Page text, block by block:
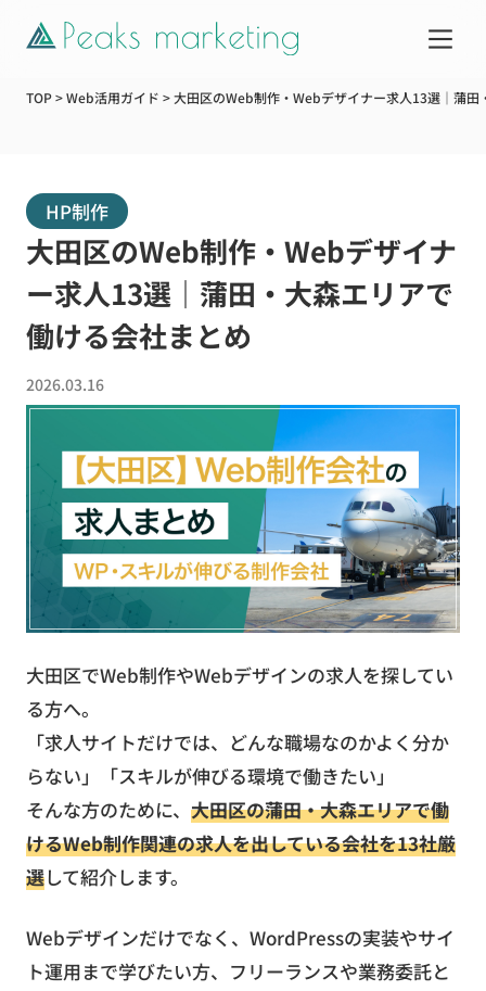
制作実績
企業情報
お知らせ
お役立ち資料
無料お見積もり お問い合わせ
TOP>Web活用ガイド >大田区のWeb制作・Webデザイナー求人13選｜蒲田
HP制作
大田区のWeb制作・Webデザイナ
ー求人13選｜蒲田・大森エリアで
働ける会社まとめ
2026.03.16
大田区でWeb制作やWebデザインの求人を探してい
る方へ。
「求人サイトだけでは、どんな職場なのかよく分か
らない」「スキルが伸びる環境で働きたい」
そんな方のために、 大田区の蒲田・大森エリアで働
けるWeb制作関連の求人を出している会社を13社厳
選して紹介します。
Webデザインだけでなく、WordPressの実装やサイ
ト運用まで学びたい方、フリーランスや業務委託と